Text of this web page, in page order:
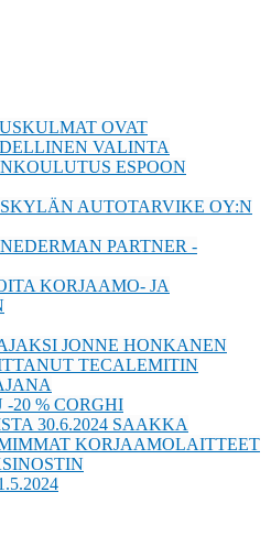
OVAT
VALINTA
ESPOON
AUTOTARVIKE OY:N
PARTNER -
KORJAAMO- JA
JONNE HONKANEN
TECALEMITIN
20 % CORGHI
30.6.2024 SAAKKA
KORJAAMOLAITTEET